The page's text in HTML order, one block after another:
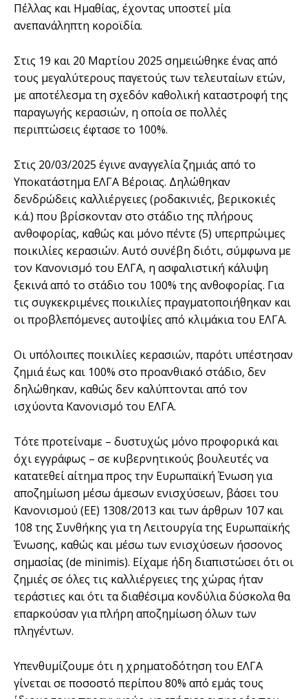
Πέλλας και Ημαθίας, έχοντας υποστεί μία
ανεπανάληπτη κοροϊδία.
Στις 19 και 20 Μαρτίου 2025 σημειώθηκε ένας από
τους μεγαλύτερους παγετούς των τελευταίων ετών,
με αποτέλεσμα τη σχεδόν καθολική καταστροφή της
παραγωγής κερασιών, η οποία σε πολλές
περιπτώσεις έφτασε το 100%.
Στις 20/03/2025 έγινε αναγγελία ζημιάς από το
Υποκατάστημα ΕΛΓΑ Βέροιας. Δηλώθηκαν
δενδρώδεις καλλιέργειες (ροδακινιές, βερικοκιές
κ.ά.) που βρίσκονταν στο στάδιο της πλήρους
ανθοφορίας, καθώς και μόνο πέντε (5) υπερπρώιμες
ποικιλίες κερασιών. Αυτό συνέβη διότι, σύμφωνα με
τον Κανονισμό του ΕΛΓΑ, η ασφαλιστική κάλυψη
ξεκινά από το στάδιο του 100% της ανθοφορίας. Για
τις συγκεκριμένες ποικιλίες πραγματοποιήθηκαν και
οι προβλεπόμενες αυτοψίες από κλιμάκια του ΕΛΓΑ.
Οι υπόλοιπες ποικιλίες κερασιών, παρότι υπέστησαν
ζημιά έως και 100% στο προανθιακό στάδιο, δεν
δηλώθηκαν, καθώς δεν καλύπτονται από τον
ισχύοντα Κανονισμό του ΕΛΓΑ.
Τότε προτείναμε – δυστυχώς μόνο προφορικά και
όχι εγγράφως – σε κυβερνητικούς βουλευτές να
κατατεθεί αίτημα προς την Ευρωπαϊκή Ένωση για
αποζημίωση μέσω άμεσων ενισχύσεων, βάσει του
Κανονισμού (ΕΕ) 1308/2013 και των άρθρων 107 και
108 της Συνθήκης για τη Λειτουργία της Ευρωπαϊκής
Ένωσης, καθώς και μέσω των ενισχύσεων ήσσονος
σημασίας (de minimis). Είχαμε ήδη διαπιστώσει ότι οι
ζημιές σε όλες τις καλλιέργειες της χώρας ήταν
τεράστιες και ότι τα διαθέσιμα κονδύλια δύσκολα θα
επαρκούσαν για πλήρη αποζημίωση όλων των
πληγέντων.
Υπενθυμίζουμε ότι η χρηματοδότηση του ΕΛΓΑ
γίνεται σε ποσοστό περίπου 80% από εμάς τους